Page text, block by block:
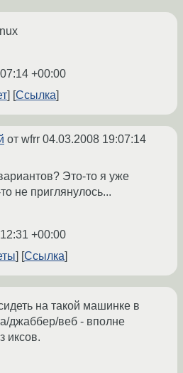
+00:00
Ссылка
от wfrr 04.03.2008 19:07:14
Это-то я уже
не приглянулось...
+00:00
Ссылка
на такой машинке в
джаббер/веб - вполне
иксов.